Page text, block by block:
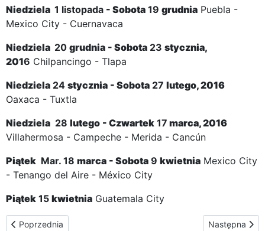
Niedziela 1 listopada - Sobota 19 grudnia Puebla -
Mexico City - Cuernavaca
Niedziela 20 grudnia - Sobota 23 stycznia,
2016 Chilpancingo - Tlapa
Niedziela 24 stycznia - Sobota 27 lutego, 2016
Oaxaca - Tuxtla
Niedziela 28 lutego - Czwartek 17 marca, 2016
Villahermosa - Campeche - Merida - Cancún
Piątek Mar. 18 marca - Sobota 9 kwietnia Mexico City
- Tenango del Aire - México City
Piątek 15 kwietnia Guatemala City
Poprzednia strona: Trasa peregrynacji w Panamie
Poprzednia Następna
Następna